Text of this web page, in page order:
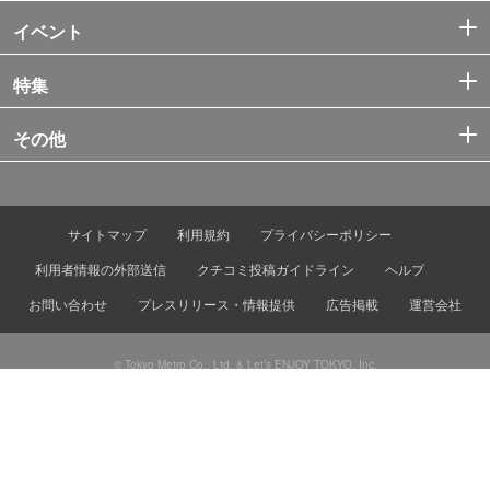
イベント
特集
その他
サイトマップ 利用規約
プライバシーポリシー
利用者情報の外部送信
クチコミ投稿ガイドライン
ヘルプ
お問い合わせ
プレスリリース・情報提供 広告掲載 運営会社
© Tokyo Metro Co., Ltd. & Let’s ENJOY TOKYO, Inc.